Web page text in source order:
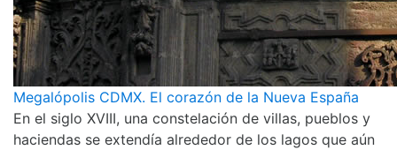
Megalópolis CDMX. El corazón de la Nueva España
En el siglo XVIII, una constelación de villas, pueblos y
haciendas se extendía alrededor de los lagos que aún